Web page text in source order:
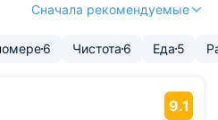
Сначала рекомендуемые
6 Чистота 6 Еда 5
9.1